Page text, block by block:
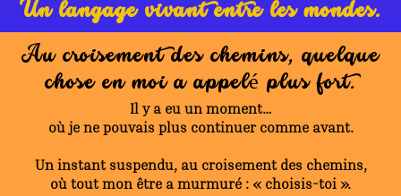
Un langage vivant entre les mondes.
Au croisement des chemins, quelque
chose en moi a appelé plus fort.
Il y a eu un moment…
où je ne pouvais plus continuer comme avant.
Un instant suspendu, au croisement des chemins,
où tout mon être a murmuré : « choisis-toi ».